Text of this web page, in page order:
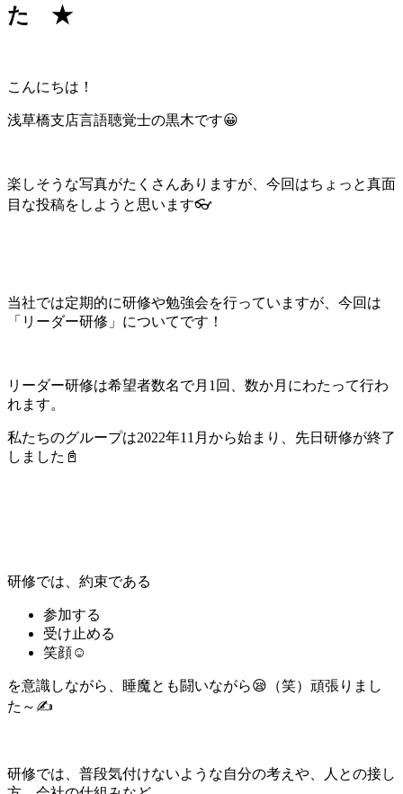
た ★
こんにちは！
浅草橋支店言語聴覚士の黒木です😀
楽しそうな写真がたくさんありますが、今回はちょっと真面
目な投稿をしようと思います👓
当社では定期的に研修や勉強会を行っていますが、今回は
「リーダー研修」についてです！
リーダー研修は希望者数名で月1回、数か月にわたって行わ
れます。
私たちのグループは2022年11月から始まり、先日研修が終了
しました📓
研修では、約束である
参加する
受け止める
笑顔☺
を意識しながら、睡魔とも闘いながら😪（笑）頑張りまし
た～✍
研修では、普段気付けないような自分の考えや、人との接し